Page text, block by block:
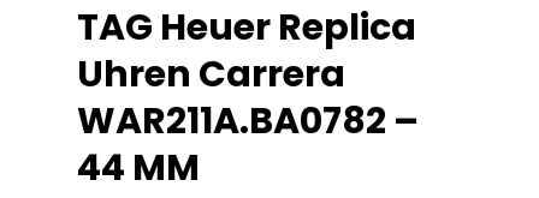
TAG Heuer Replica
Uhren Carrera
WAR211A.BA0782 –
44 MM